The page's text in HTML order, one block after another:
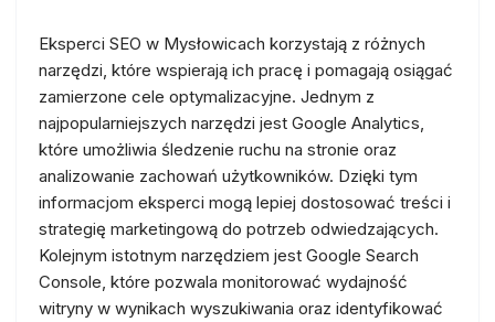
Eksperci SEO w Mysłowicach korzystają z różnych
narzędzi, które wspierają ich pracę i pomagają osiągać
zamierzone cele optymalizacyjne. Jednym z
najpopularniejszych narzędzi jest Google Analytics,
które umożliwia śledzenie ruchu na stronie oraz
analizowanie zachowań użytkowników. Dzięki tym
informacjom eksperci mogą lepiej dostosować treści i
strategię marketingową do potrzeb odwiedzających.
Kolejnym istotnym narzędziem jest Google Search
Console, które pozwala monitorować wydajność
witryny w wynikach wyszukiwania oraz identyfikować